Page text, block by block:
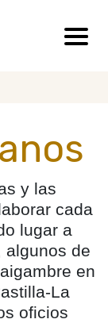
y las
cada
lugar a
algunos de
en
La
oficios